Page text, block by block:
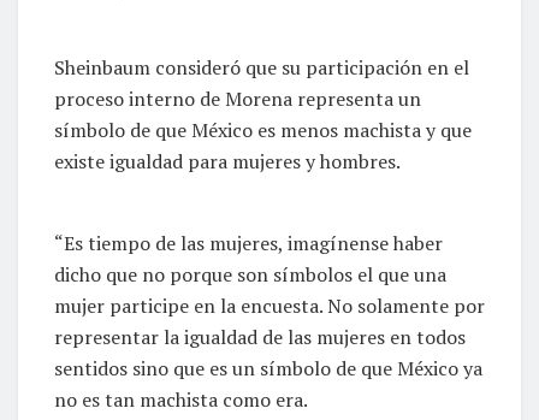
Sheinbaum consideró que su participación en el
proceso interno de Morena representa un
símbolo de que México es menos machista y que
existe igualdad para mujeres y hombres.
“Es tiempo de las mujeres, imagínense haber
dicho que no porque son símbolos el que una
mujer participe en la encuesta. No solamente por
representar la igualdad de las mujeres en todos
sentidos sino que es un símbolo de que México ya
no es tan machista como era.